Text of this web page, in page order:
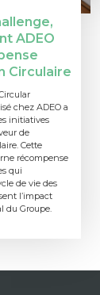
ADEO
Circulaire
chez ADEO a
initiatives
de
Cette
récompense
qui
de vie des
l’impact
du Groupe.